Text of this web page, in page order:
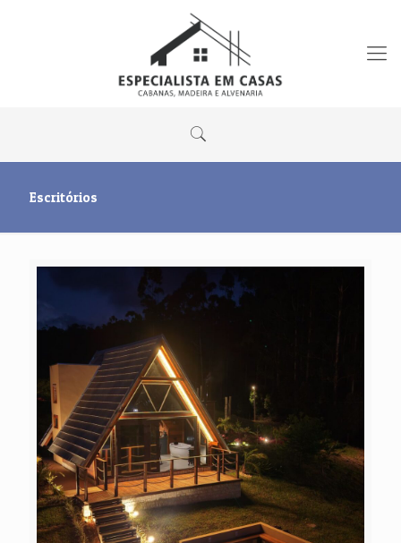
Escritórios